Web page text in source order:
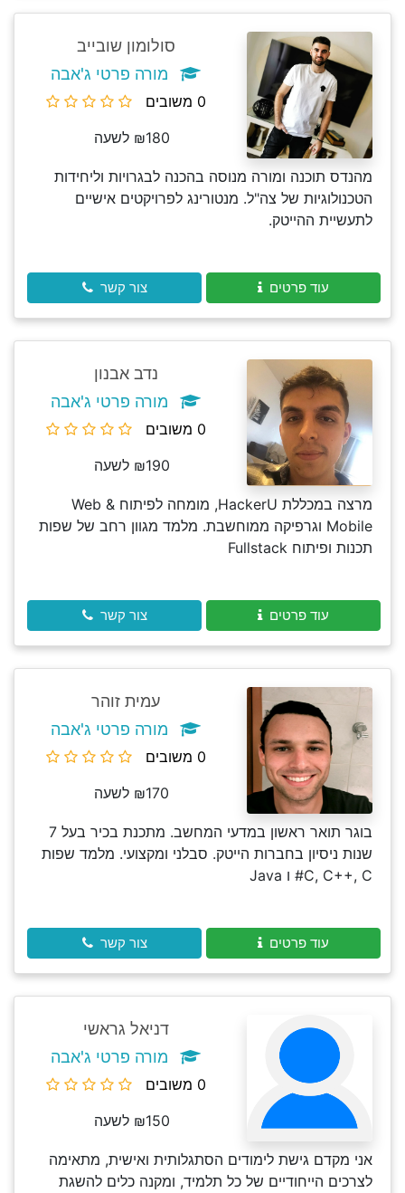
סולומון שובייב
מורה פרטי ג'אבה
0 משובים
₪180 לשעה
מהנדס תוכנה ומורה מנוסה בהכנה לבגרויות וליחידות
הטכנולוגיות של צה"ל. מנטורינג לפרויקטים אישיים
לתעשיית ההייטק.
עוד פרטים צור קשר
נדב אבנון
מורה פרטי ג'אבה
0 משובים
₪190 לשעה
מרצה במכללת HackerU, מומחה לפיתוח Web &
Mobile וגרפיקה ממוחשבת. מלמד מגוון רחב של שפות
תכנות ופיתוח Fullstack
עוד פרטים צור קשר
עמית זוהר
מורה פרטי ג'אבה
0 משובים
₪170 לשעה
בוגר תואר ראשון במדעי המחשב. מתכנת בכיר בעל 7
שנות ניסיון בחברות הייטק. סבלני ומקצועי. מלמד שפות
C, C++, C# ו Java
עוד פרטים צור קשר
דניאל גראשי
מורה פרטי ג'אבה
0 משובים
₪150 לשעה
אני מקדם גישת לימודים הסתגלותית ואישית, מתאימה
לצרכים הייחודיים של כל תלמיד, ומקנה כלים להשגת